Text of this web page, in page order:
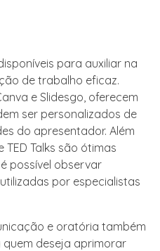
para auxiliar na
de trabalho eficaz.
e Slidesgo, oferecem
ser personalizados de
do apresentador. Além
TED Talks são ótimas
possível observar
por especialistas
e oratória também
deseja aprimorar